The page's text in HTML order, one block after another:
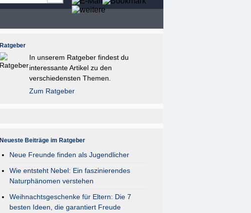
Ratgeber
In unserem Ratgeber findest du
interessante Artikel zu den
verschiedensten Themen.
Zum Ratgeber
Neueste Beiträge im Ratgeber
Neue Freunde finden als Jugendlicher
Wie entsteht Nebel: Ein faszinierendes
Naturphänomen verstehen
Weihnachtsgeschenke für Eltern: Die 7
besten Ideen, die garantiert Freude